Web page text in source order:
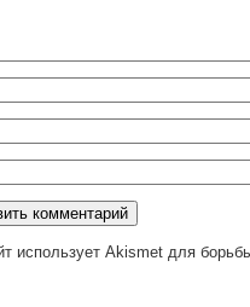
использует Akismet для